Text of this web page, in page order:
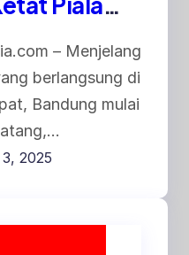
– Menjelang
berlangsung di
Bandung mulai
2025